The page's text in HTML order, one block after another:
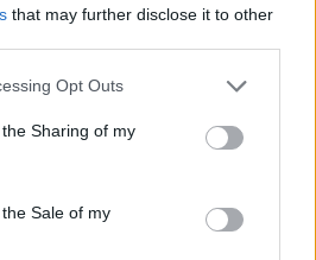
that may further disclose it to other
app uses one or more Google
usage behaviour. You may click to
Google and its third-party tags to
purposes in below Google
Opt Outs
Sharing of my
Sale of my